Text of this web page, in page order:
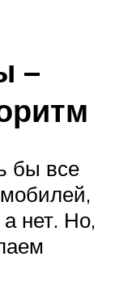
–
бы все
нет. Но,